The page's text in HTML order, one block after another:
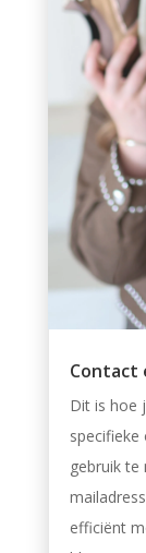
Contact
Dit is hoe
specifieke
gebruik
efficiënt